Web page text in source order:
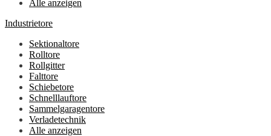
Alle anzeigen
Industrietore
Sektionaltore
Rolltore
Rollgitter
Falttore
Schiebetore
Schnelllauftore
Sammelgaragentore
Verladetechnik
Alle anzeigen